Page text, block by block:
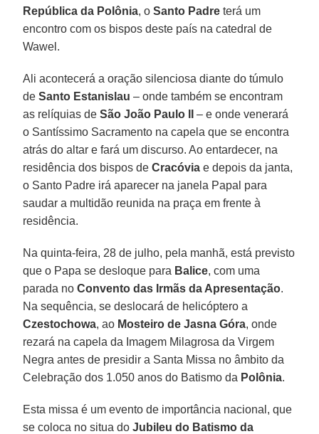
República da Polônia, oSanto Padre terá um
encontro com os bispos deste país na catedral de
Wawel.
Ali acontecerá a oração silenciosa diante do túmulo
deSanto Estanislau – onde também se encontram
as relíquias de São João Paulo II
– e onde venerará
o Santíssimo Sacramento na capela que se encontra
atrás do altar e fará um discurso. Ao entardecer, na
residência dos bispos deCracóvia e depois da janta,
o Santo Padre irá aparecer na janela Papal para
saudar a multidão reunida na praça em frente à
residência.
Na quinta-feira, 28 de julho, pela manhã, está previsto
que o Papa se desloque para Balice, com uma
parada noConvento das Irmãs da Apresentação.
Na sequência, se deslocará de helicóptero a
Czestochowa, ao Mosteiro de Jasna Góra, onde
rezará na capela da Imagem Milagrosa da Virgem
Negra antes de presidir a Santa Missa no âmbito da
Celebração dos 1.050 anos do Batismo da Polônia.
Esta missa é um evento de importância nacional, que
se coloca no situa doJubileu do Batismo da